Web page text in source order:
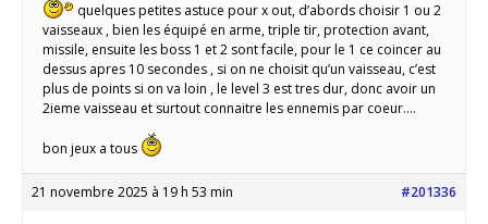
quelques petites astuce pour x out, d’abords choisir 1 ou 2
vaisseaux , bien les équipé en arme, triple tir, protection avant,
missile, ensuite les boss 1 et 2 sont facile, pour le 1 ce coincer au
dessus apres 10 secondes , si on ne choisit qu’un vaisseau, c’est
plus de points si on va loin , le level 3 est tres dur, donc avoir un
2ieme vaisseau et surtout connaitre les ennemis par coeur….
bon jeux a tous
21 novembre 2025 à 19 h 53 min #201336